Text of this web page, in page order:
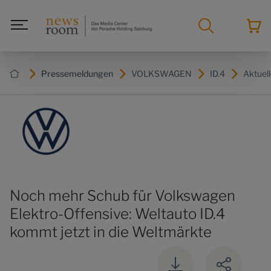
Pressemeldungen VOLKSWAGEN ID.4
Noch mehr Schub für Volkswagen
Elektro-Offensive: Weltauto ID.4
kommt jetzt in die Weltmärkte